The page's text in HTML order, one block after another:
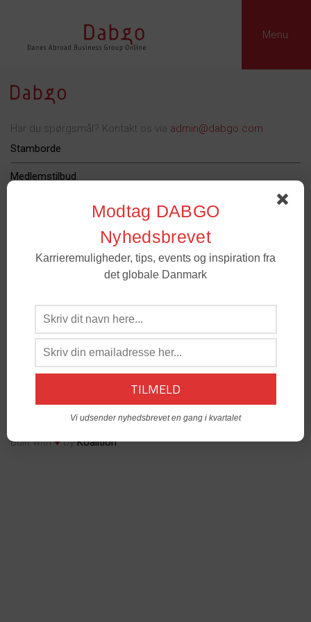
Menu
Har du spørgsmål? Kontakt os via admin@dabgo.com
Stamborde
Medlemstilbud
Dabgo Erhvervspris
Om Dabgo
Medlemmer- For spørgsmål til medlemskab og grupper. Email
admin@dabgo.com
Kontakt:
© Copyright DABGO 2025
Built with♥byKoalition
Modtag DABGO
Nyhedsbrevet
Karrieremuligheder, tips, events og inspiration fra
det globale Danmark
Vi udsender nyhedsbrevet en gang i kvartalet